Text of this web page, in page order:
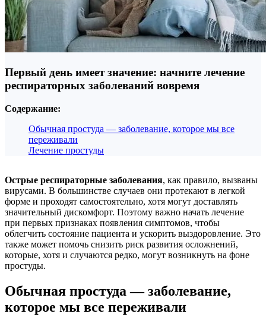
Первый день имеет значение: начните лечение
респираторных заболеваний вовремя
Содержание:
Обычная простуда — заболевание, которое мы все
переживали
Лечение простуды
Острые респираторные заболевания, как правило, вызваны
вирусами. В большинстве случаев они протекают в легкой
форме и проходят самостоятельно, хотя могут доставлять
значительный дискомфорт. Поэтому важно начать лечение
при первых признаках появления симптомов, чтобы
облегчить состояние пациента и ускорить выздоровление. Это
также может помочь снизить риск развития осложнений,
которые, хотя и случаются редко, могут возникнуть на фоне
простуды.
Обычная простуда — заболевание,
которое мы все переживали